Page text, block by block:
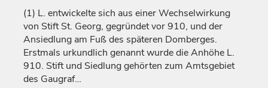
(1) L. entwickelte sich aus einer Wechselwirkung
von Stift St. Georg, gegründet vor 910, und der
Ansiedlung am Fuß des späteren Domberges.
Erstmals urkundlich genannt wurde die Anhöhe L.
910. Stift und Siedlung gehörten zum Amtsgebiet
des Gaugraf…